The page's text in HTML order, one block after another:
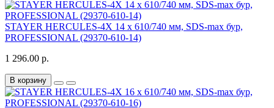
STAYER HERCULES-4Х 14 x 610/740 мм, SDS-max бур,
PROFESSIONAL (29370-610-14)
1 296.00 р.
В корзину